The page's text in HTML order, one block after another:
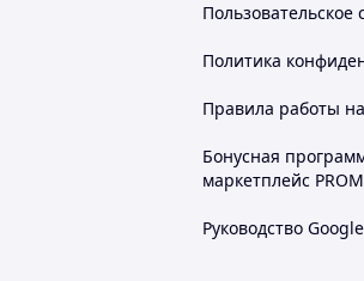
Пользовательское
Политика
Правила работы
Бонусная
маркетплейс PROM
Руководство